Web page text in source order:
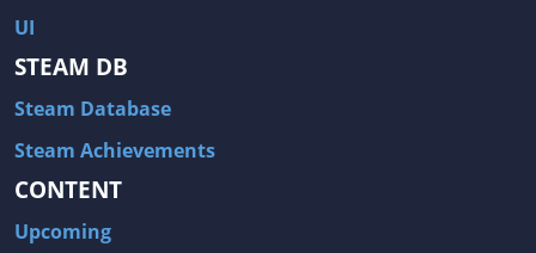
UI
STEAM DB
Steam Database
Steam Achievements
CONTENT
Upcoming